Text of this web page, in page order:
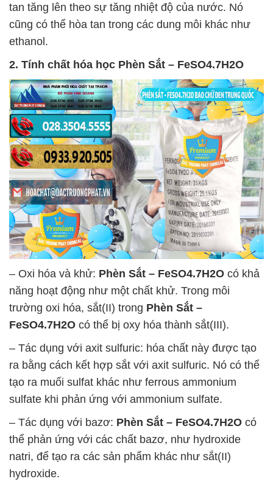
tan tăng lên theo sự tăng nhiệt độ của nước. Nó
cũng có thể hòa tan trong các dung môi khác như
ethanol.
2. Tính chất hóa học Phèn Sắt – FeSO4.7H2O
– Oxi hóa và khử: Phèn Sắt – FeSO4.7H2O có khả
năng hoạt động như một chất khử. Trong môi
trường oxi hóa, sắt(II) trong Phèn Sắt –
FeSO4.7H2O có thể bị oxy hóa thành sắt(III).
– Tác dụng với axit sulfuric: hóa chất này được tạo
ra bằng cách kết hợp sắt với axit sulfuric. Nó có thể
tạo ra muối sulfat khác như ferrous ammonium
sulfate khi phản ứng với ammonium sulfate.
– Tác dụng với bazơ: Phèn Sắt – FeSO4.7H2O có
thể phản ứng với các chất bazơ, như hydroxide
natri, để tạo ra các sản phẩm khác như sắt(II)
hydroxide.